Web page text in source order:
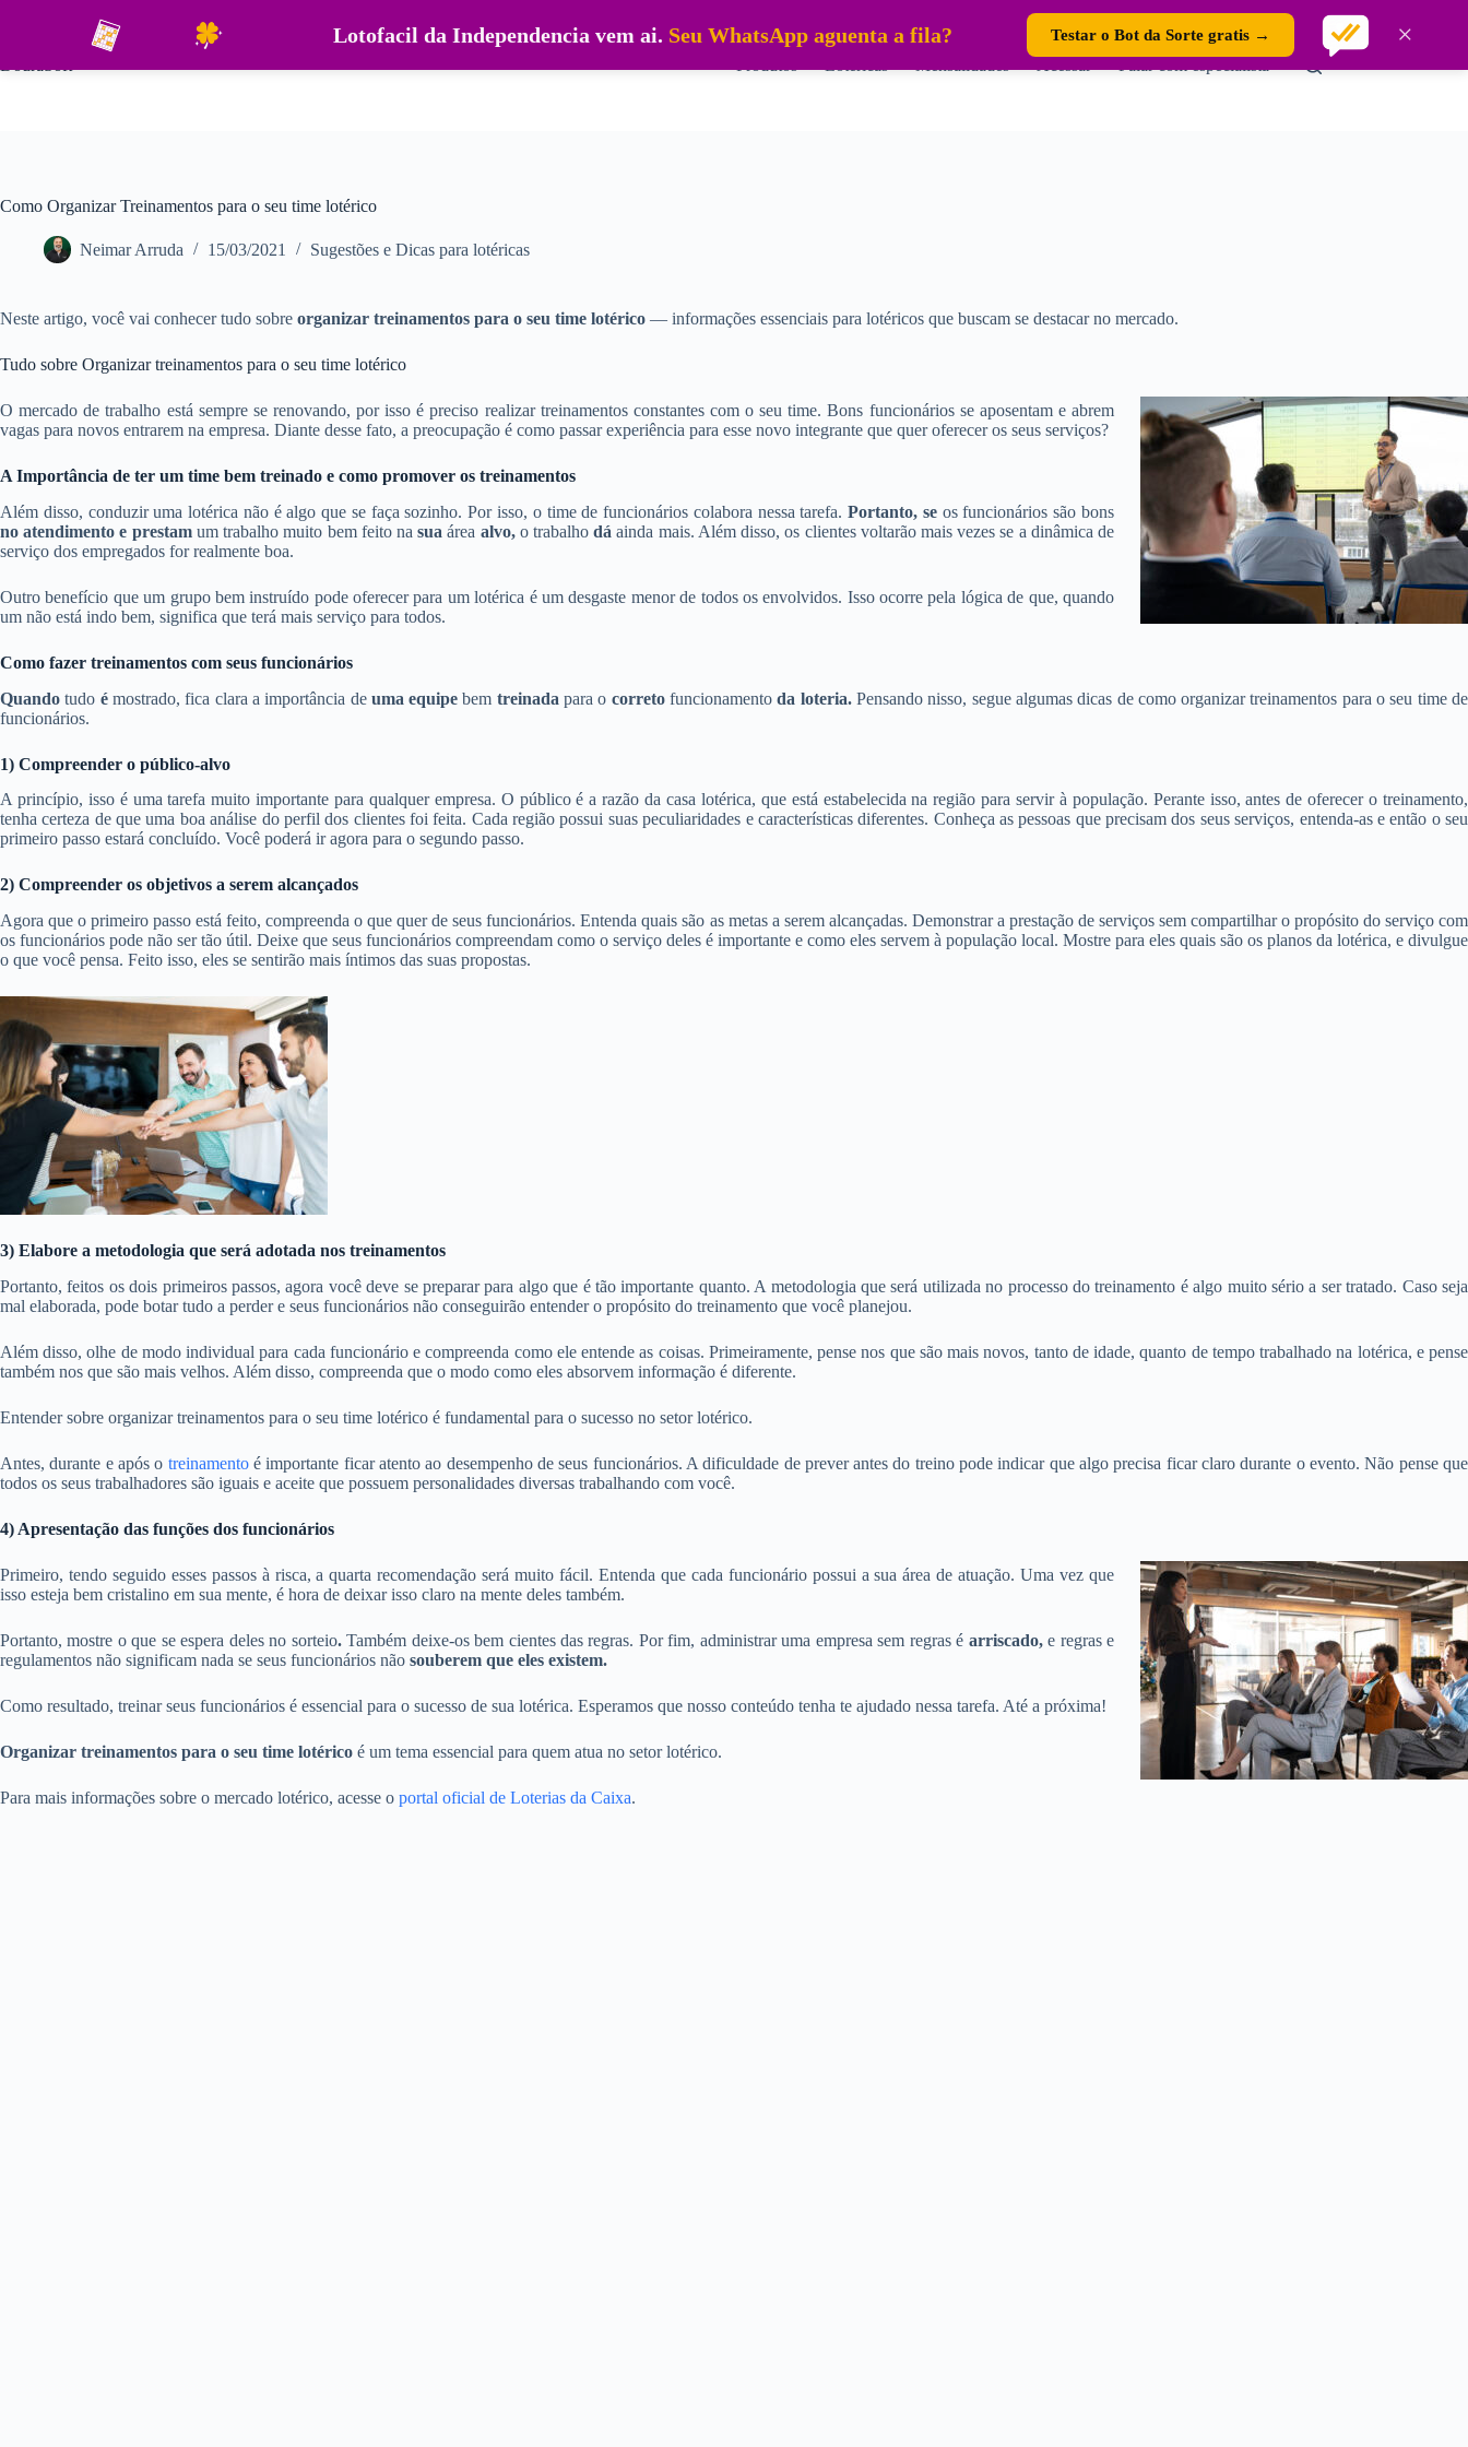
Lotofacil da Independencia vem ai. Seu WhatsApp aguenta a fila? Testar o Bot da Sorte gratis → ×
conteúdo
Como Organizar Treinamentos para o seu time lotérico
Neimar Arruda 15/03/2021 Sugestões e Dicas para lotéricas
Neste artigo, você vai conhecer tudo sobre organizar treinamentos para o seu time lotérico — informações essenciais para lotéricos que buscam se destacar no mercado.
Tudo sobre Organizar treinamentos para o seu time lotérico
O mercado de trabalho está sempre se renovando, por isso é preciso realizar treinamentos constantes com o seu time. Bons funcionários se aposentam e abrem
vagas para novos entrarem na empresa. Diante desse fato, a preocupação é como passar experiência para esse novo integrante que quer oferecer os seus serviços?
A Importância de ter um time bem treinado e como promover os treinamentos
Além disso, conduzir uma lotérica não é algo que se faça sozinho. Por isso, o time de funcionários colabora nessa tarefa.Portanto, seos funcionários são bons
no atendimento e prestamum trabalho muito bem feito nasua área alvo,o trabalhodá ainda mais. Além disso, os clientes voltarão mais vezes se a dinâmica de
serviço dos empregados for realmente boa.
Outro benefício que um grupo bem instruído pode oferecer para um lotérica é um desgaste menor de todos os envolvidos. Isso ocorre pela lógica de que, quando
um não está indo bem, significa que terá mais serviço para todos.
Como fazer treinamentos com seus funcionários
Quando tudo émostrado, fica clara a importância de uma equipe bem treinada para o corretofuncionamentoda loteria. Pensando nisso, segue algumas dicas de como organizar treinamentos para o seu time de
funcionários.
1) Compreender o público-alvo
A princípio, isso é uma tarefa muito importante para qualquer empresa. O público é a razão da casa lotérica, que está estabelecida na região para servir à população. Perante isso, antes de oferecer o treinamento,
tenha certeza de que uma boa análise do perfil dos clientes foi feita. Cada região possui suas peculiaridades e características diferentes. Conheça as pessoas que precisam dos seus serviços, entenda-as e então o seu
primeiro passo estará concluído. Você poderá ir agora para o segundo passo.
2) Compreender os objetivos a serem alcançados
Agora que o primeiro passo está feito, compreenda o que quer de seus funcionários. Entenda quais são as metas a serem alcançadas. Demonstrar a prestação de serviços sem compartilhar o propósito do serviço com
os funcionários pode não ser tão útil. Deixe que seus funcionários compreendam como o serviço deles é importante e como eles servem à população local. Mostre para eles quais são os planos da lotérica, e divulgue
o que você pensa. Feito isso, eles se sentirão mais íntimos das suas propostas.
3) Elabore a metodologia que será adotada nos treinamentos
Portanto, feitos os dois primeiros passos, agora você deve se preparar para algo que é tão importante quanto. A metodologia que será utilizada no processo do treinamento é algo muito sério a ser tratado. Caso seja
mal elaborada, pode botar tudo a perder e seus funcionários não conseguirão entender o propósito do treinamento que você planejou.
Além disso, olhe de modo individual para cada funcionário e compreenda como ele entende as coisas. Primeiramente, pense nos que são mais novos, tanto de idade, quanto de tempo trabalhado na lotérica, e pense
também nos que são mais velhos. Além disso, compreenda que o modo como eles absorvem informação é diferente.
Entender sobre organizar treinamentos para o seu time lotérico é fundamental para o sucesso no setor lotérico.
Antes, durante e após o treinamentoé importante ficar atento ao desempenho de seus funcionários. A dificuldade de prever antes do treino pode indicar que algo precisa ficar claro durante o evento. Não pense que
todos os seus trabalhadores são iguais e aceite que possuem personalidades diversas trabalhando com você.
4) Apresentação das funções dos funcionários
Primeiro, tendo seguido esses passos à risca, a quarta recomendação será muito fácil. Entenda que cada funcionário possui a sua área de atuação. Uma vez que
isso esteja bem cristalino em sua mente, é hora de deixar isso claro na mente deles também.
Portanto, mostre o que se espera deles no sorteio.Também deixe-os bem cientes das regras. Por fim, administrar uma empresa sem regras é arriscado,e regras e
regulamentos não significam nada se seus funcionários não souberem que eles existem.
Como resultado, treinar seus funcionários é essencial para o sucesso de sua lotérica. Esperamos que nosso conteúdo tenha te ajudado nessa tarefa. Até a próxima!
Organizar treinamentos para o seu time lotérico é um tema essencial para quem atua no setor lotérico.
Para mais informações sobre o mercado lotérico, acesse o portal oficial de Loterias da Caixa.